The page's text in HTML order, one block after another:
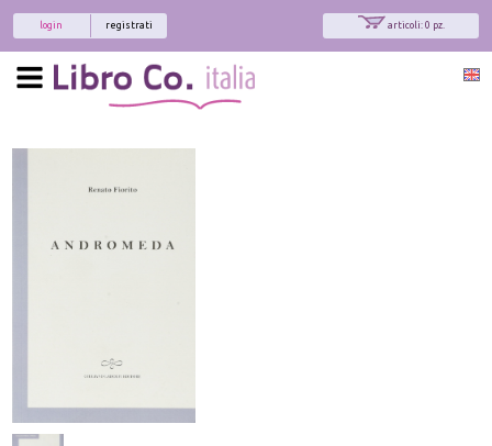
articoli: 0 pz.
registrati
login